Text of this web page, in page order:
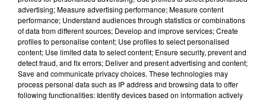
Les responsables de l'établissement, qui ont fait
évacuer au moment des faits l'ensemble des lycéens
présents à l'étage concerné, ont appelé les pompiers
qui ont emmené le professeur à l'hôpital, selon la
direction du lycée. L'académie indique n'avoir aucune
nouvelle de sa part et attendre les avis médicaux
advertising; Measure advertising performance; Measure content
performance; Understand audiences through statistics or combinations
of data from different sources; Develop and improve services; Create
profiles to personalise content; Use profiles to select personalised
content; Use limited data to select content; Ensure security, prevent and
detect fraud, and fix errors; Deliver and present advertising and content;
Save and communicate privacy choices. These technologies may
process personal data such as IP address and browsing data to offer
following functionalities: Identify devices based on information actively